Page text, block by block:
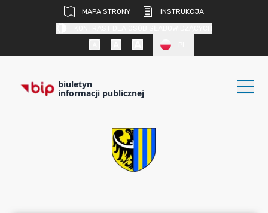
MAPA STRONY
INSTRUKCJA
biuletyn
informacji publicznej